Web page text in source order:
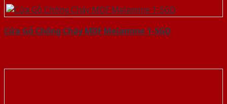
Cửa Gỗ Chống Cháy MDF Melamine 1-SGD